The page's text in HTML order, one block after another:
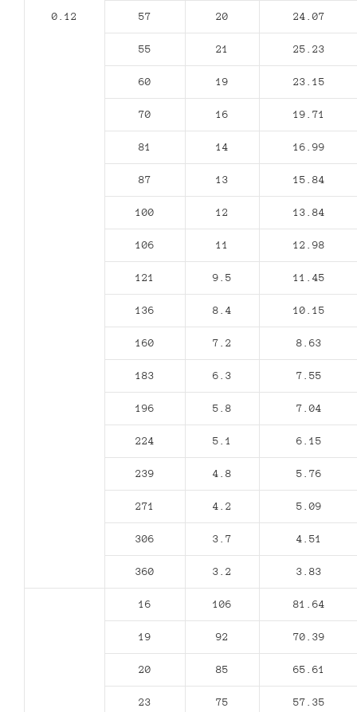
0.12 57 20 24.07
55 21 25.23
60 19 23.15
70 16 19.71
81 14 16.99
87 13 15.84
100 12 13.84
106 11 12.98
121 9.5 11.45
136 8.4 10.15
160 7.2 8.63
183 6.3 7.55
196 5.8 7.04
224 5.1 6.15
239 4.8 5.76
271 4.2 5.09
306 3.7 4.51
360 3.2 3.83
16 106 81.64
19 92 70.39
20 85 65.61
23 75 57.35